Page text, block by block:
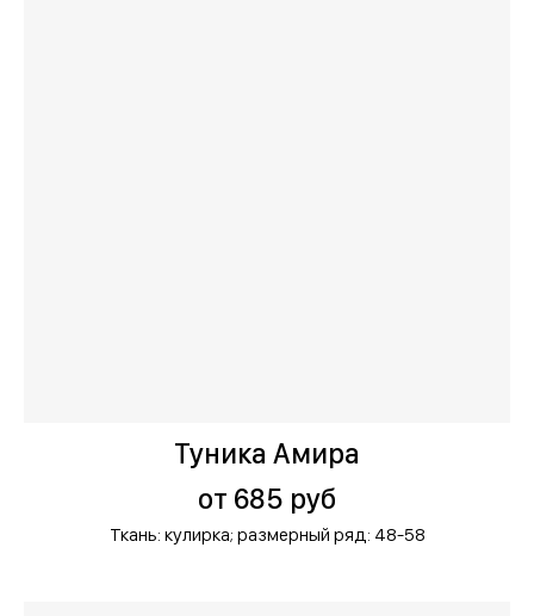
Туника Амира
от 685 руб
Ткань: кулирка; размерный ряд: 48-58